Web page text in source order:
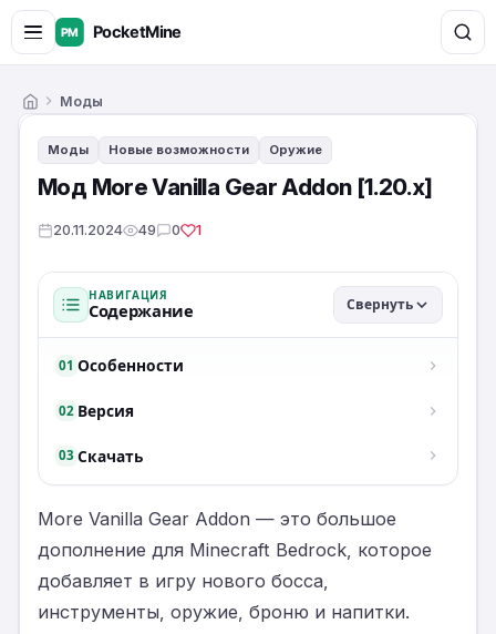
ГлавнаяМоды
Моды Новые возможности Оружие
Мод More Vanilla Gear Addon [1.20.x]
20.11.2024 49 0 1
НАВИГАЦИЯ
Содержание Свернуть
01 Особенности
02 Версия
03 Скачать
More Vanilla Gear Addon — это большое
дополнение для Minecraft Bedrock, которое
добавляет в игру нового босса,
инструменты, оружие, броню и напитки.